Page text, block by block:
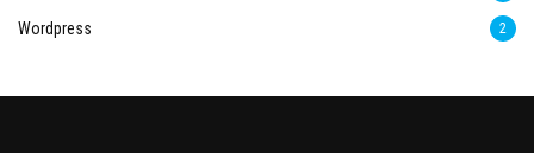
Wordpress 2